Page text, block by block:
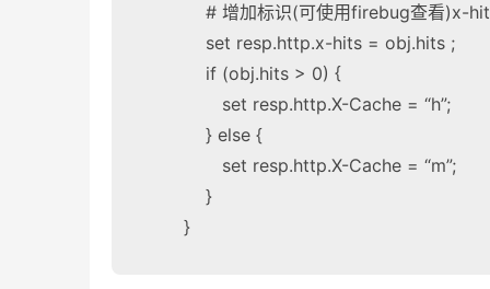
# 增加标识(可使用firebug查看)x-
set resp.http.x-hits = obj.hits ;
if (obj.hits > 0) {
set resp.http.X-Cache = “h”;
} else {
set resp.http.X-Cache = “m”;
}
}